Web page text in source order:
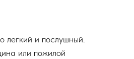
легкий и послушный.
или пожилой